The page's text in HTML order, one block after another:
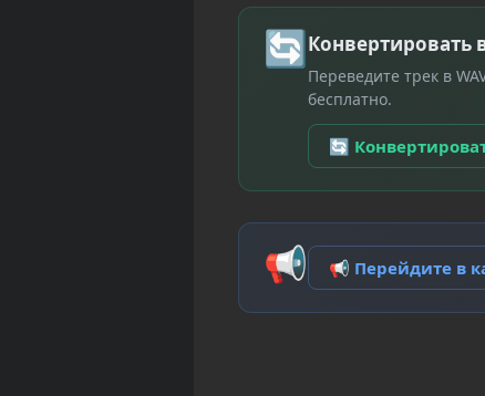
🔄Конвертировать
Переведите трек в
бесплатно.
🔄
📢 📢 Перейдите в